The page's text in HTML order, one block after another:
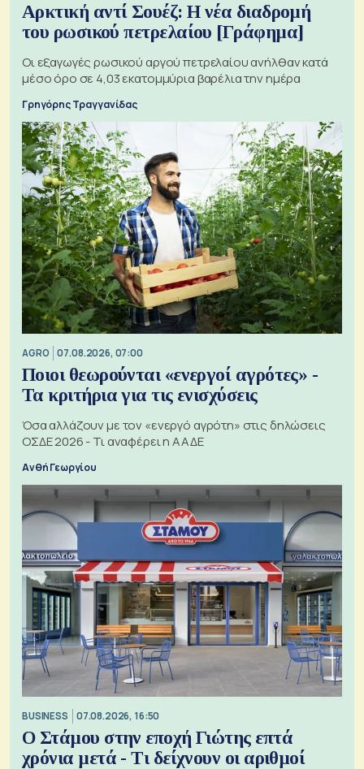
Αρκτική αντί Σουέζ: Η νέα διαδρομή
του ρωσικού πετρελαίου [Γράφημα]
Οι εξαγωγές ρωσικού αργού πετρελαίου ανήλθαν κατά
μέσο όρο σε 4,03 εκατομμύρια βαρέλια την ημέρα
Γρηγόρης Τραγγανίδας
AGRO 07.08.2026, 07:00
Ποιοι θεωρούνται «ενεργοί αγρότες» -
Τα κριτήρια για τις ενισχύσεις
Όσα αλλάζουν με τον «ενεργό αγρότη» στις δηλώσεις
ΟΣΔΕ 2026 - Τι αναφέρει η ΑΑΔΕ
Ανθή Γεωργίου
BUSINESS 07.08.2026, 16:50
Ο Στάμου στην εποχή Γιώτης επτά
χρόνια μετά - Τι δείχνουν οι αριθμοί